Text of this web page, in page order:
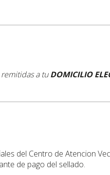
remitidas a tuDOMICILIO
del Centro de Atencion
de pago del sellado.